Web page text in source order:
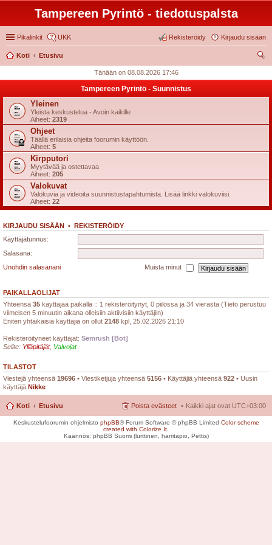
Tampereen Pyrintö - tiedotuspalsta
Pikalinkit UKK Kirjaudu sisään
Rekisteröidy
Koti
Etusivu
Tänään on 08.08.2026 17:46
Tampereen Pyrintö - Suunnistus
Yleinen
Yleista keskustelua - Avoin kaikille
Aiheet: 2319
Ohjeet
Täällä erilaisia ohjeita foorumin käyttöön.
Aiheet: 5
Kirpputori
Myytävää ja ostettavaa
Aiheet: 205
Valokuvat
Valokuvia ja videoita suunnistustapahtumista. Lisää linkki valokuviisi.
Aiheet: 22
KIRJAUDU SISÄÄN • REKISTERÖIDY
Käyttäjätunnus:
Salasana:
Unohdin salasanani
Muista minut
PAIKALLAOLIJAT
Yhteensä 35 käyttäjää paikalla :: 1 rekisteröitynyt, 0 piilossa ja 34 vierasta (Tieto perustuu
viimeisen 5 minuutin aikana olleisiin aktiivisiin käyttäjiin)
Eniten yhtaikaisia käyttäjiä on ollut 2148 kpl, 25.02.2026 21:10
Rekisteröityneet käyttäjät: Semrush [Bot]
Selite: Ylläpitäjät, Valvojat
TILASTOT
Viestejä yhteensä 19696 • Viestiketjuja yhteensä 5156 • Käyttäjiä yhteensä 922 • Uusin
käyttäjä Nikke
Koti Etusivu Kaikki ajat ovat UTC+03:00
Poista evästeet
Keskustelufoorumin ohjelmisto phpBB® Forum Software © phpBB Limited Color scheme
created with Colorize It
Käännös: phpBB Suomi (lurttinen, harritapio, Pettis)